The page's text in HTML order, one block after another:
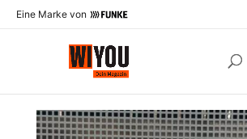
Eine Marke von